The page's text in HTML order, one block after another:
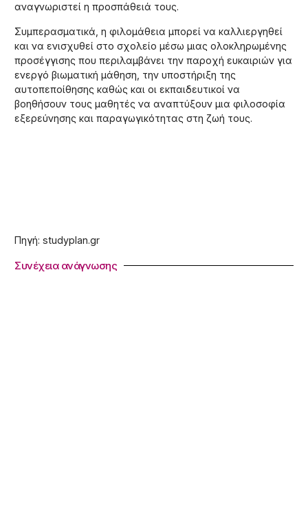
αναγνωριστεί η προσπάθειά τους.
Συμπερασματικά, η φιλομάθεια μπορεί να καλλιεργηθεί
και να ενισχυθεί στο σχολείο μέσω μιας ολοκληρωμένης
προσέγγισης που περιλαμβάνει την παροχή ευκαιριών για
ενεργό βιωματική μάθηση, την υποστήριξη της
αυτοπεποίθησης καθώς και οι εκπαιδευτικοί να
βοηθήσουν τους μαθητές να αναπτύξουν μια φιλοσοφία
εξερεύνησης και παραγωγικότητας στη ζωή τους.
Πηγή: studyplan.gr
Συνέχεια ανάγνωσης